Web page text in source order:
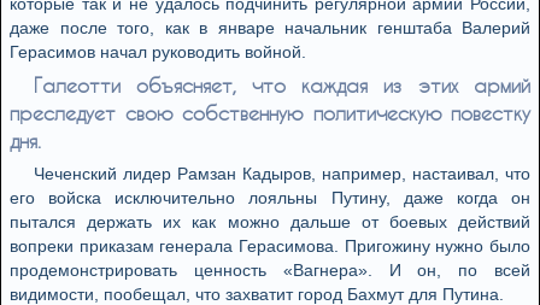
даже после того, как в январе начальник генштаба Валерий
Герасимов начал руководить войной.
Галеотти объясняет, что каждая из этих армий
преследует свою собственную политическую повестку
дня.
Чеченский лидер Рамзан Кадыров, например, настаивал, что
его войска исключительно лояльны Путину, даже когда он
пытался держать их как можно дальше от боевых действий
вопреки приказам генерала Герасимова. Пригожину нужно было
продемонстрировать ценность «Вагнера». И он, по всей
видимости, пообещал, что захватит город Бахмут для Путина.